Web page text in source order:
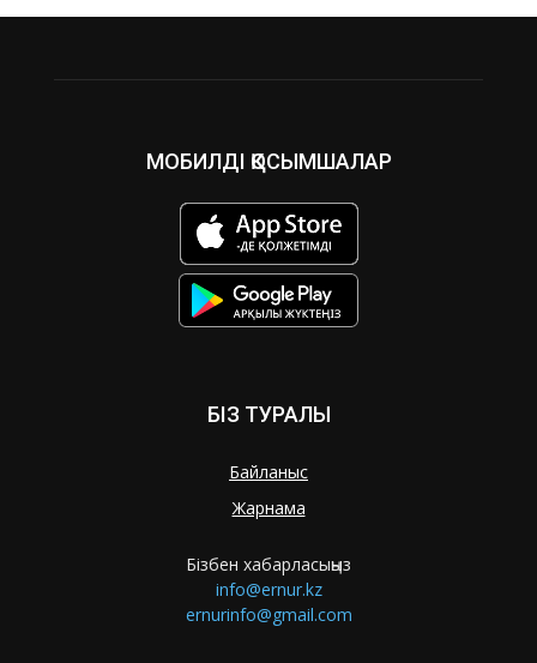
МОБИЛДІ ҚОСЫМШАЛАР
БІЗ ТУРАЛЫ
Байланыс
Жарнама
Бізбен хабарласыңыз
info@ernur.kz
ernurinfo@gmail.com